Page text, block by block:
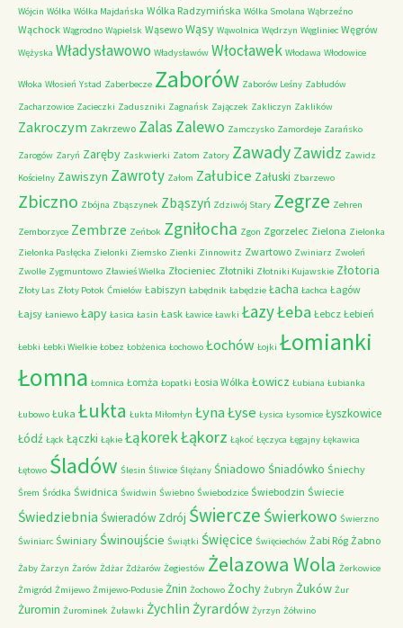
Wójcin Wólka Wólka Majdańska Wólka Radzymińska Wólka Smolana Wąbrzeźno
Wąchock Wągrodno Wąpielsk Wąsewo Wąsy Wąwolnica Wędrzyn Węgliniec Węgrów
Wężyska Władysławowo Władysławów Włocławek Włodawa Włodowice
Włoka Włosień Ystad Zaberbecze Zaborów Zaborów Leśny Zabłudów
Zacharzowice Zacieczki Zaduszniki Zagnańsk Zajączek Zakliczyn Zaklików
Zakroczym Zakrzewo ZalasZalewo Zamczysko Zamordeje Zarańsko
Zarogów Zaryń Zaręby Zaskwierki Zatom Zatory ZawadyZawidz Zawidz
Kościelny Zawiszyn Zawroty Załom Załubice Załuski Zbarzewo
Zbiczno Zbójna Zbąszynek Zbąszyń Zdziwój Stary Zegrze Zehren
Zemborzyce Zembrze Zeńbok Zgniłocha Zgon Zgorzelec Zielona Zielonka
Zielonka Pasłęcka Zielonki Ziemsko Zienki Zinnowitz Zwartowo Zwiniarz Zwoleń
Zwolle Zygmuntowo Zławieś Wielka Złocieniec Złotniki Złotniki Kujawskie Złotoria
Złoty Las Złoty Potok Ćmielów Łabiszyn Łabędnik Łabędzie Łacha Łachca Łagów
Łajsy Łaniewo Łapy Łasica Łasin Łask Ławice Ławki ŁazyŁeba Łebcz Łebień
Łebki Łebki Wielkie Łobez Łobżenica Łochowo Łochów Łojki Łomianki
Łomna Łomnica Łomża Łopatki Łosia Wólka Łowicz Łubiana Łubianka
Łubowo Łuka Łukta Łukta Miłomłyn ŁynaŁyse Łysica Łysomice Łyszkowice
Łódź Łąck Łączki Łąkie ŁąkorekŁąkorz Łąkoć Łęczyca Łęgajny Łękawica
Łętowo Śladów Ślesin Śliwice Ślężany Śniadowo Śniadówko Śniechy
Śrem Śródka Świdnica Świdwin Świebno Świebodzice Świebodzin Świecie
Świedziebnia Świeradów Zdrój Świercze Świerkowo Świerzno
Świniarc Świniary Świnoujście Świątki Święcice Święciechów Żabi Róg Żabno
Żaby Żarzyn Żarów Żdżar Żdżarów Żegiestów Żelazowa Wola Żerkowice
Żmigród Żmijewo Żmijewo-Podusie Żnin Żochowo Żochy Żubryn Żuków Żur
Żuromin Żurominek Żuławki Żychlin Żyrardów Żyrzyn Żółwino